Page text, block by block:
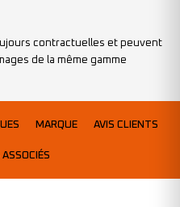
contractuelles et peuvent
de la même gamme
MARQUE AVIS CLIENTS